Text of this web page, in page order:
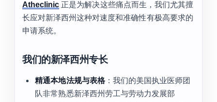
Atheclinic 正是为解决这些痛点而生，我们尤其擅
长应对新泽西州这种对速度和准确性有极高要求的
申请系统。
我们的新泽西州专长
精通本地法规与表格：我们的美国执业医师团
队非常熟悉新泽西州劳工与劳动力发展部